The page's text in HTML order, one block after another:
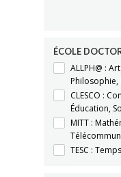
ÉCOLE
ALLPH@ :
Philosophie,
CLESCO :
Éducation,
MITT :
TESC :